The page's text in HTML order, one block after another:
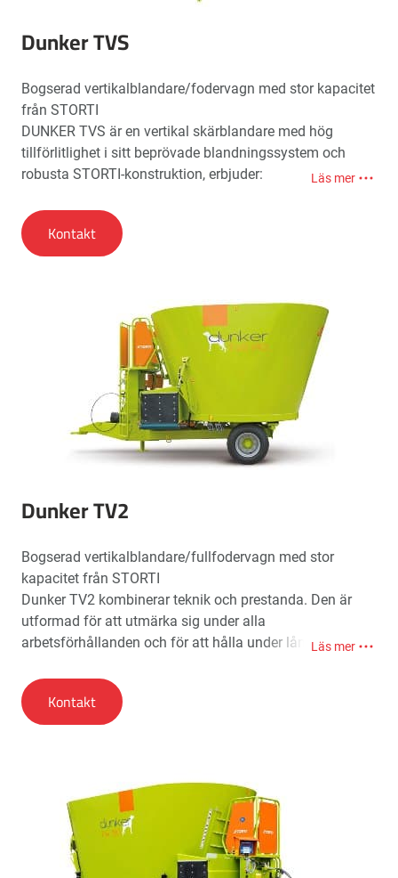
Dunker TVS
Bogserad vertikalblandare/fodervagn med stor kapacitet
från STORTI
DUNKER TVS är en vertikal skärblandare med hög
tillförlitlighet i sitt beprövade blandningssystem och
robusta STORTI-konstruktion, erbjuder:
Toppmodern teknik
Enkel användning
Mycket lågt underhåll
djur, även om hela rundbalar av särskilt
motståndskraftigt foder är insatta i tanken.
Blandnings-/tillverkningstiden reduceras kraftigt på
detta sätt med fördelen att erhålla en slutprodukt som är
välstrukturerad, mjuk och homogen, lämplig för
utfodring av mjölkkor, torra kor, kvigor, foderkor, får,
getter etc.
kapaciteter (8, 10 och 12 m³) DUNKER-TV till den
jordbruksföretag.
Läs mer
Kontakt
Dunker TV2
Bogserad vertikalblandare/fullfodervagn med stor
kapacitet från STORTI
Dunker TV2 kombinerar teknik och prestanda. Den är
utformad för att utmärka sig under alla
arbetsförhållanden och för att hålla under lång tid. Den
med kraftiga komponenter. Det garanterar hög
prestanda i alla arbetssituationer.
Läs mer
Kontakt